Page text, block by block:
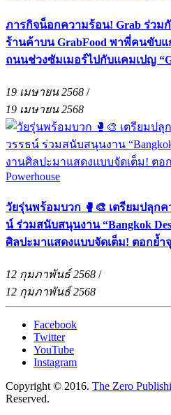
ภารกิจน็อกความร้อน! Grab ร่วม
ร้านค้าบน GrabFood พาพี่คนขับ
ถนนช่วงซัมเมอร์ไปกับแคมเปญ
19 เมษายน 2568 /
19 เมษายน 2568
วัยรุ่นพร้อมบวก 🥊🎨 เตรียมปลุก
น์ ร่วมสนับสนุนงาน “Bangkok
ศิลปะมาแสดงแบบจัดเต็ม! ตอกย้ำจุ
12 กุมภาพันธ์ 2568 /
12 กุมภาพันธ์ 2568
Facebook
Twitter
YouTube
Instagram
Copyright © 2016. The Zero
Reserved.